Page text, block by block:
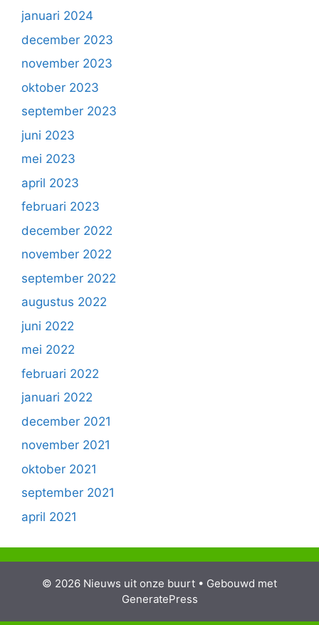
januari 2024
december 2023
november 2023
oktober 2023
september 2023
juni 2023
mei 2023
april 2023
februari 2023
december 2022
november 2022
september 2022
augustus 2022
juni 2022
mei 2022
februari 2022
januari 2022
december 2021
november 2021
oktober 2021
september 2021
april 2021
© 2026 Nieuws uit onze buurt • Gebouwd met
GeneratePress